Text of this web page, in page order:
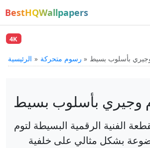
BestHQWallpapers
4K
الرئيسية رسوم متحركة بأسلوب بسيط
وجيري بأسلوب بسيط
الفنية الرقمية البسيطة لتوم
بشكل مثالي على خلفية